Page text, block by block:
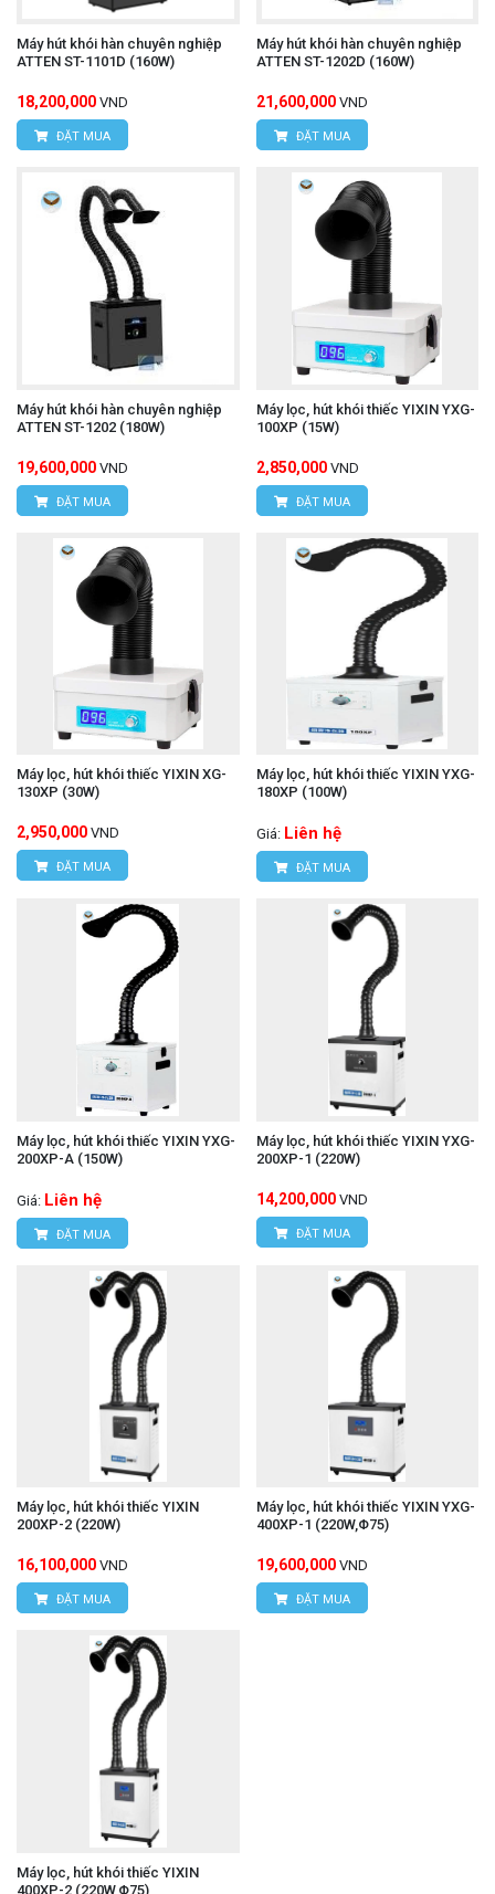
Máy hút khói hàn chuyên nghiệp
ATTEN ST-1101D (160W)
18,200,000 VND
ĐẶT MUA
Máy hút khói hàn chuyên nghiệp
ATTEN ST-1202D (160W)
21,600,000 VND
ĐẶT MUA
Máy hút khói hàn chuyên nghiệp
ATTEN ST-1202 (180W)
19,600,000 VND
ĐẶT MUA
Máy lọc, hút khói thiếc YIXIN YXG-
100XP (15W)
2,850,000 VND
ĐẶT MUA
Máy lọc, hút khói thiếc YIXIN XG-
130XP (30W)
2,950,000 VND
ĐẶT MUA
Máy lọc, hút khói thiếc YIXIN YXG-
180XP (100W)
Giá: Liên hệ
ĐẶT MUA
Máy lọc, hút khói thiếc YIXIN YXG-
200XP-A (150W)
Giá: Liên hệ
ĐẶT MUA
Máy lọc, hút khói thiếc YIXIN YXG-
200XP-1 (220W)
14,200,000 VND
ĐẶT MUA
Máy lọc, hút khói thiếc YIXIN
200XP-2 (220W)
16,100,000 VND
ĐẶT MUA
Máy lọc, hút khói thiếc YIXIN YXG-
400XP-1 (220W,Φ75)
19,600,000 VND
ĐẶT MUA
Máy lọc, hút khói thiếc YIXIN
400XP-2 (220W,Φ75)